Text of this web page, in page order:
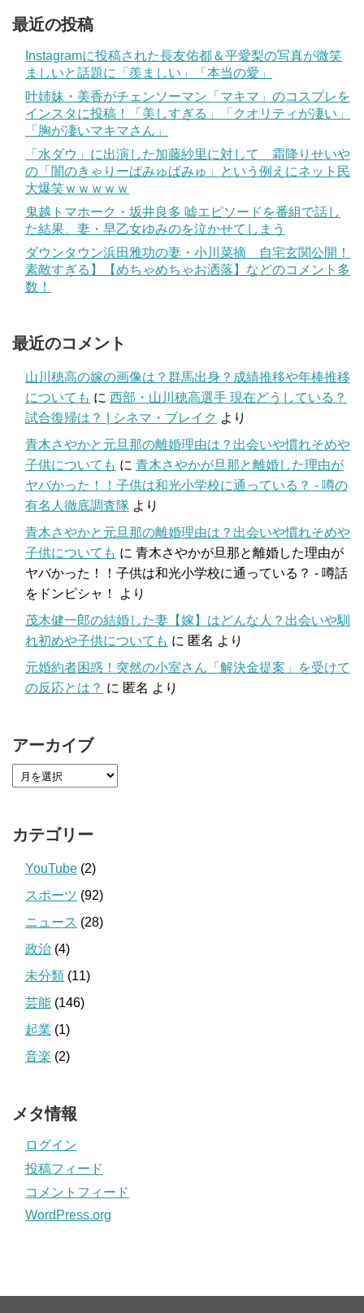
最近の投稿
Instagramに投稿された長友佑都＆平愛梨の写真が微笑
ましいと話題に「羨ましい」「本当の愛」
叶姉妹・美香がチェンソーマン「マキマ」のコスプレを
インスタに投稿！「美しすぎる」「クオリティが凄い」
「胸が凄いマキマさん」
「水ダウ」に出演した加藤紗里に対して 霜降りせいや
の「闇のきゃりーぱみゅぱみゅ」という例えにネット民
大爆笑ｗｗｗｗｗ
鬼越トマホーク・坂井良多 嘘エピソードを番組で話し
た結果、妻・早乙女ゆみのを泣かせてしまう
ダウンタウン浜田雅功の妻・小川菜摘 自宅玄関公開！
素敵すぎる】【めちゃめちゃお洒落】などのコメント多
数！
最近のコメント
山川穂高の嫁の画像は？群馬出身？成績推移や年棒推移
についても に 西部・山川穂高選手 現在どうしている？
試合復帰は？ | シネマ・ブレイク より
青木さやかと元旦那の離婚理由は？出会いや慣れそめや
子供についても に 青木さやかが旦那と離婚した理由が
ヤバかった！！子供は和光小学校に通っている？ - 噂の
有名人徹底調査隊 より
青木さやかと元旦那の離婚理由は？出会いや慣れそめや
子供についても に 青木さやかが旦那と離婚した理由が
ヤバかった！！子供は和光小学校に通っている？ - 噂話
をドンピシャ！
より
茂木健一郎の結婚した妻【嫁】はどんな人？出会いや馴
れ初めや子供についても に 匿名 より
元婚約者困惑！突然の小室さん「解決金提案」を受けて
の反応とは？ に 匿名 より
アーカイブ
カテゴリー
YouTube (2)
スポーツ (92)
ニュース (28)
政治 (4)
未分類 (11)
芸能 (146)
起業 (1)
音楽 (2)
メタ情報
ログイン
投稿フィード
コメントフィード
WordPress.org